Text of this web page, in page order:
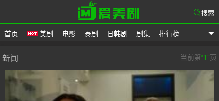
首页 美剧 电影 泰剧 日韩剧 剧集 排行榜
搜索
新闻 当前第“1”页